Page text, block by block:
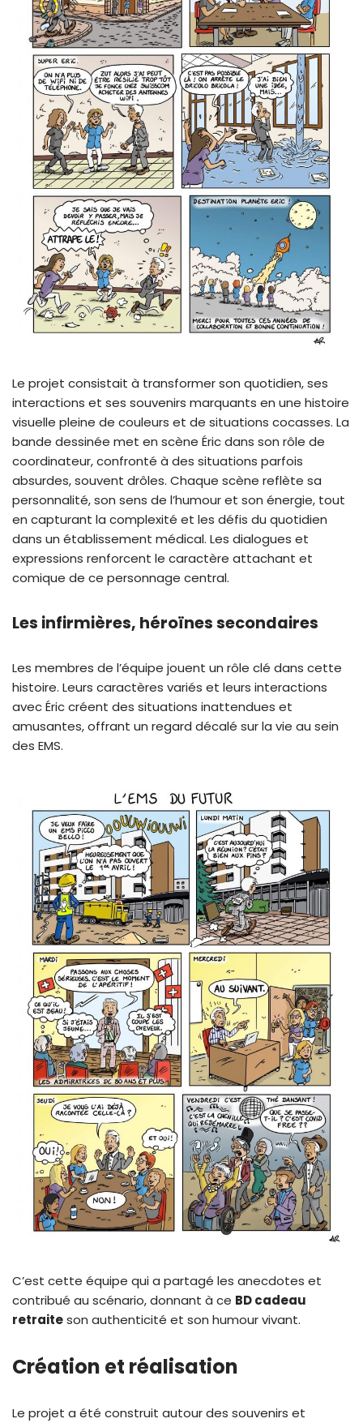
Le projet consistait à transformer son quotidien, ses
interactions et ses souvenirs marquants en une histoire
visuelle pleine de couleurs et de situations cocasses. La
bande dessinée met en scène Éric dans son rôle de
coordinateur, confronté à des situations parfois
absurdes, souvent drôles. Chaque scène reflète sa
personnalité, son sens de l’humour et son énergie, tout
en capturant la complexité et les défis du quotidien
dans un établissement médical. Les dialogues et
expressions renforcent le caractère attachant et
comique de ce personnage central.
Les infirmières, héroïnes secondaires
Les membres de l’équipe jouent un rôle clé dans cette
histoire. Leurs caractères variés et leurs interactions
avec Éric créent des situations inattendues et
amusantes, offrant un regard décalé sur la vie au sein
des EMS.
C’est cette équipe qui a partagé les anecdotes et
contribué au scénario, donnant à ce BD cadeau
retraiteson authenticité et son humour vivant.
Création et réalisation
Le projet a été construit autour des souvenirs et